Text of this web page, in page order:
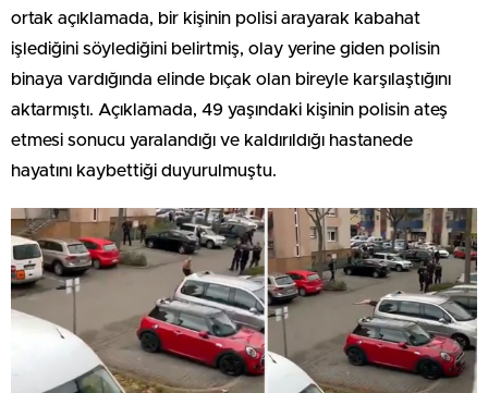
ortak açıklamada, bir kişinin polisi arayarak kabahat
işlediğini söylediğini belirtmiş, olay yerine giden polisin
binaya vardığında elinde bıçak olan bireyle karşılaştığını
aktarmıştı. Açıklamada, 49 yaşındaki kişinin polisin ateş
etmesi sonucu yaralandığı ve kaldırıldığı hastanede
hayatını kaybettiği duyurulmuştu.